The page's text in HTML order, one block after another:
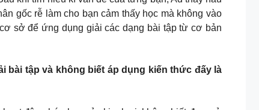
gốc rễ làm cho bạn cảm thấy học mà không vào
sở để ứng dụng giải các dạng bài tập từ cơ bản
bài tập và không biết áp dụng kiến thức đấy là